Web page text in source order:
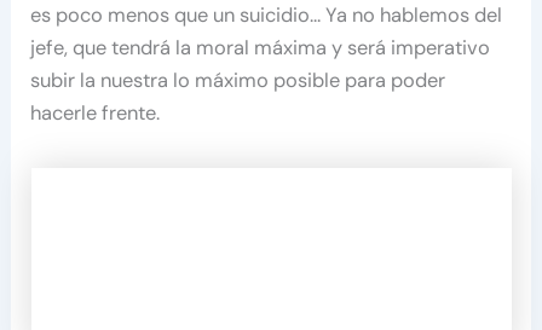
es poco menos que un suicidio… Ya no hablemos del
jefe, que tendrá la moral máxima y será imperativo
subir la nuestra lo máximo posible para poder
hacerle frente.